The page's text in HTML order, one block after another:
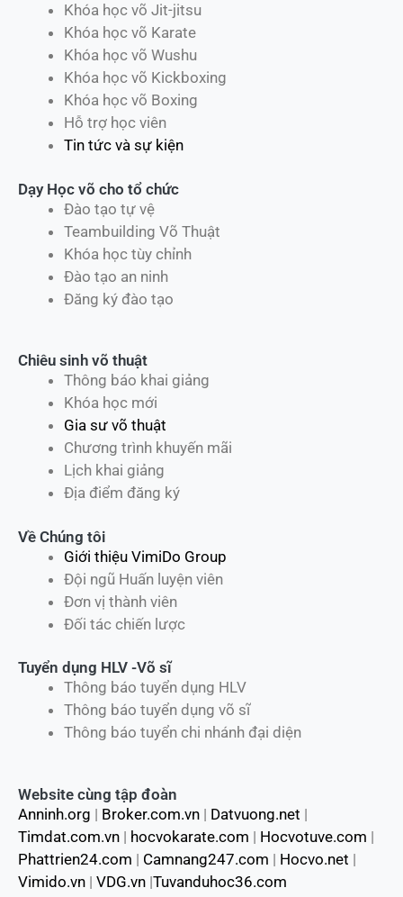
Khóa học võ Jit-jitsu
Khóa học võ Karate
Khóa học võ Wushu
Khóa học võ Kickboxing
Khóa học võ Boxing
Hỗ trợ học viên
Tin tức và sự kiện
Dạy Học võ cho tổ chức
Đào tạo tự vệ
Teambuilding Võ Thuật
Khóa học tùy chỉnh
Đào tạo an ninh
Đăng ký đào tạo
Chiêu sinh võ thuật
Thông báo khai giảng
Khóa học mới
Gia sư võ thuật
Chương trình khuyến mãi
Lịch khai giảng
Địa điểm đăng ký
Về Chúng tôi
Giới thiệu VimiDo Group
Đội ngũ Huấn luyện viên
Đơn vị thành viên
Đối tác chiến lược
Tuyển dụng HLV -Võ sĩ
Thông báo tuyển dụng HLV
Thông báo tuyển dụng võ sĩ
Thông báo tuyển chi nhánh đại diện
Website cùng tập đoàn
Anninh.org | Broker.com.vn | Datvuong.net |
Timdat.com.vn | hocvokarate.com | Hocvotuve.com |
Phattrien24.com | Camnang247.com | Hocvo.net |
Vimido.vn | VDG.vn |Tuvanduhoc36.com